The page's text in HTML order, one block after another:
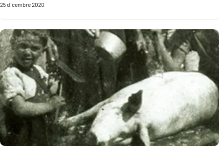
Eventi
Food
Storie
LAC
NETWORK
25 dicembre 2020